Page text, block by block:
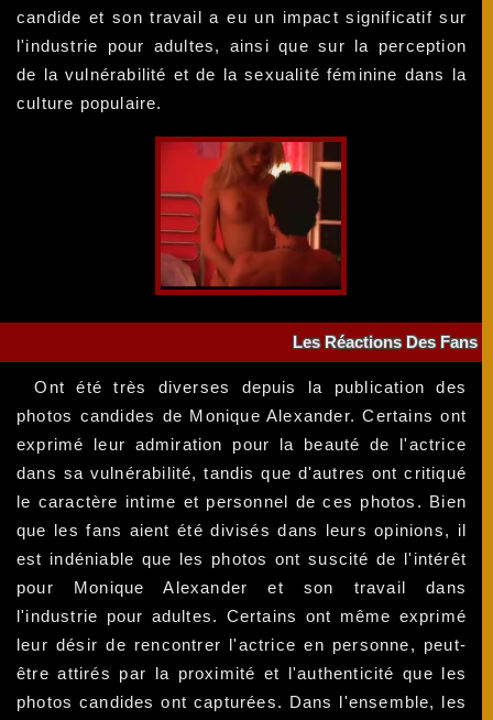
candide et son travail a eu un impact significatif sur
l'industrie pour adultes, ainsi que sur la perception
de la vulnérabilité et de la sexualité féminine dans la
culture populaire.
Les Réactions Des Fans
Ont été très diverses depuis la publication des
photos candides de Monique Alexander. Certains ont
exprimé leur admiration pour la beauté de l'actrice
dans sa vulnérabilité, tandis que d'autres ont critiqué
le caractère intime et personnel de ces photos. Bien
que les fans aient été divisés dans leurs opinions, il
est indéniable que les photos ont suscité de l'intérêt
pour Monique Alexander et son travail dans
l'industrie pour adultes. Certains ont même exprimé
leur désir de rencontrer l'actrice en personne, peut-
être attirés par la proximité et l'authenticité que les
photos candides ont capturées. Dans l'ensemble, les